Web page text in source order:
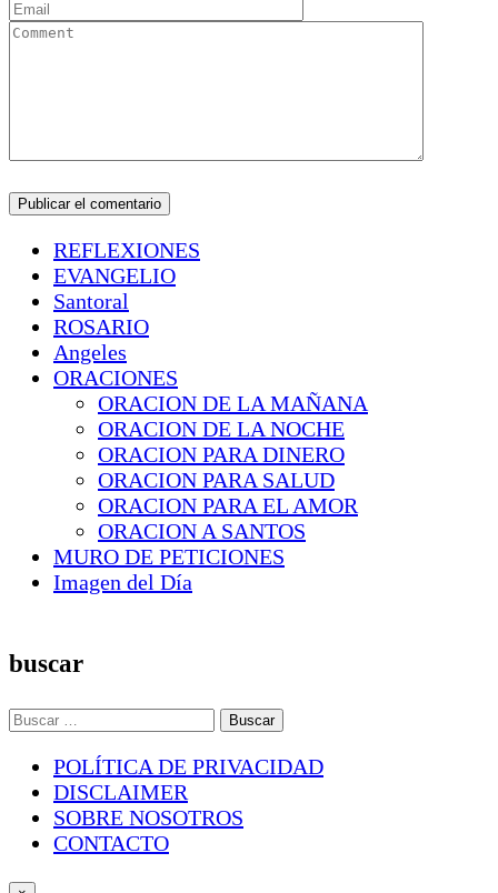
REFLEXIONES
EVANGELIO
Santoral
ROSARIO
Angeles
ORACIONES
ORACION DE LA MAÑANA
ORACION DE LA NOCHE
ORACION PARA DINERO
ORACION PARA SALUD
ORACION PARA EL AMOR
ORACION A SANTOS
MURO DE PETICIONES
Imagen del Día
buscar
Buscar:
POLÍTICA DE PRIVACIDAD
DISCLAIMER
SOBRE NOSOTROS
CONTACTO